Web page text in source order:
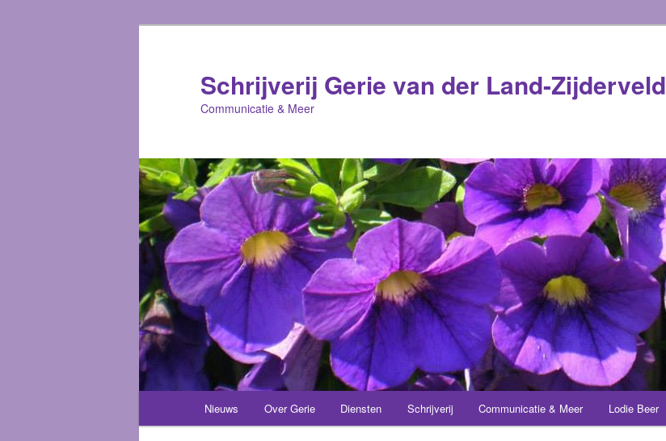
Schrijverij Gerie van der Land-Zijderveld
Communicatie & Meer
Spring
Nieuws Over Gerie Diensten Schrijverij Communicatie & Meer Lodie Beer